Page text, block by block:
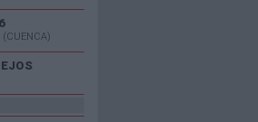
(CUENCA)